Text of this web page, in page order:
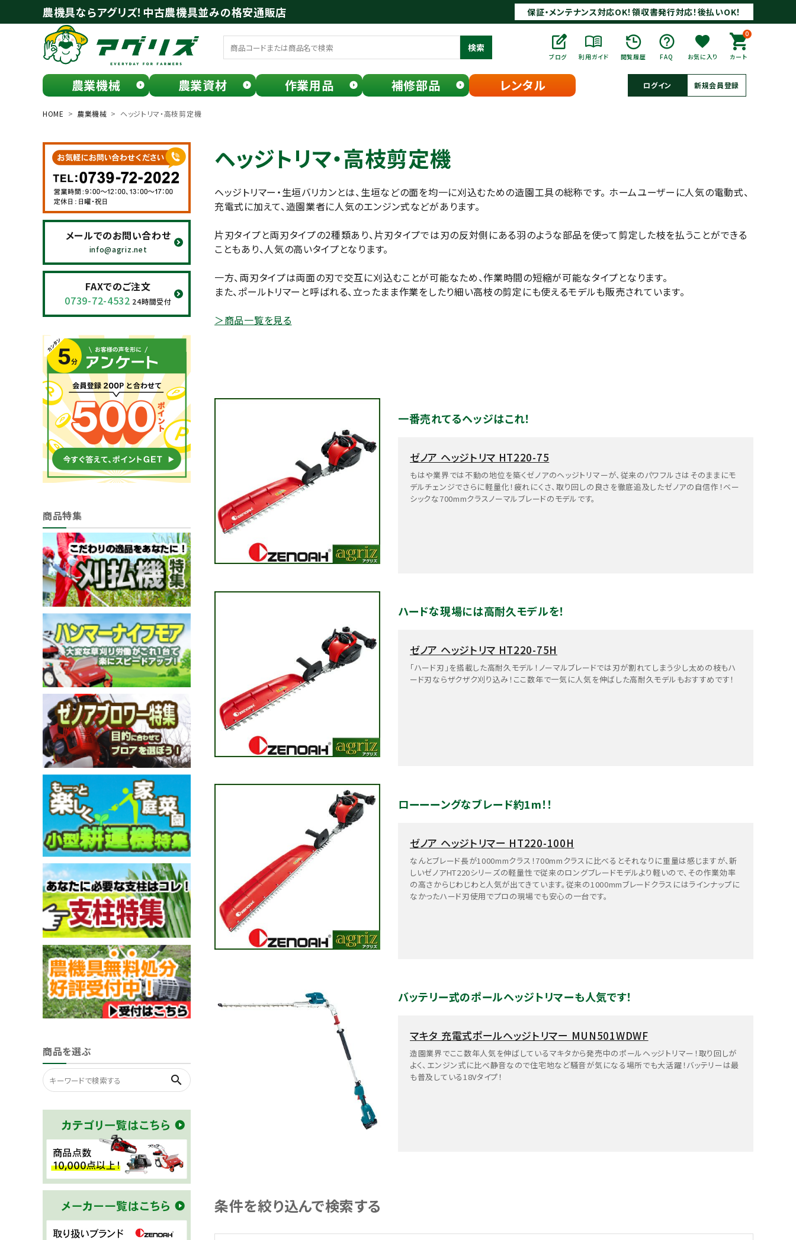
農機具ならアグリズ！中古農機具並みの格安通販店 保証・メンテナンス対応OK！領収書発行対応！後払いOK！
検索
ブログ 利用ガイド 閲覧履歴 FAQ お気に入り
0
カート
農業機械 農業資材 作業用品 補修部品 レンタル ログイン 新規会員登録
ログイン person 会員登録
search
農業資材
作業用品
補修部品
メールでのお問い合わせ
info@agriz.net
FAXでのご注文
0739-72-453224時間受付
HOME 農業機械 ヘッジトリマ・高枝剪定機
メールでのお問い合わせ
info@agriz.net
FAXでのご注文
0739-72-4532 24時間受付
商品特集
商品を選ぶ
search
ヘッジトリマ・高枝剪定機
ヘッジトリマー・生垣バリカンとは、生垣などの面を均一に刈込むための造園工具の総称です。 ホームユーザーに人気の電動式、
充電式に加えて、造園業者に人気のエンジン式などがあります。
片刃タイプと両刃タイプの2種類あり、片刃タイプでは刃の反対側にある羽のような部品を使って剪定した枝を払うことができる
こともあり、人気の高いタイプとなります。
一方、両刃タイプは両面の刃で交互に刈込むことが可能なため、作業時間の短縮が可能なタイプとなります。
また、ポールトリマーと呼ばれる、立ったまま作業をしたり細い高枝の剪定にも使えるモデルも販売されています。
＞商品一覧を見る
一番売れてるヘッジはこれ！
ゼノア ヘッジトリマ HT220-75
もはや業界では不動の地位を築くゼノアのヘッジトリマーが、従来のパワフルさはそのままにモ
デルチェンジでさらに軽量化！疲れにくさ、取り回しの良さを徹底追及したゼノアの自信作！ベー
シックな700mmクラスノーマルブレードのモデルです。
ハードな現場には高耐久モデルを！
ゼノア ヘッジトリマ HT220-75H
「ハード刃」を搭載した高耐久モデル！ノーマルブレードでは刃が割れてしまう少し太めの枝もハ
ード刃ならザクザク刈り込み！ここ数年で一気に人気を伸ばした高耐久モデルもおすすめです！
ローーーングなブレード約1m！！
ゼノア ヘッジトリマー HT220-100H
なんとブレード長が1000mmクラス！700mmクラスに比べるとそれなりに重量は感じますが、新
しいゼノアHT220シリーズの軽量性で従来のロングブレードモデルより軽いので、その作業効率
の高さからじわじわと人気が出てきています。従来の1000mmブレードクラスにはラインナップに
なかったハード刃使用でプロの現場でも安心の一台です。
バッテリー式のポールヘッジトリマーも人気です！
マキタ 充電式ポールヘッジトリマー MUN501WDWF
造園業界でここ数年人気を伸ばしているマキタから発売中のポールヘッジトリマー！取り回しが
よく、エンジン式に比べ静音なので住宅地など騒音が気になる場所でも大活躍！バッテリーは最
も普及している18Vタイプ！
条件を絞り込んで検索する